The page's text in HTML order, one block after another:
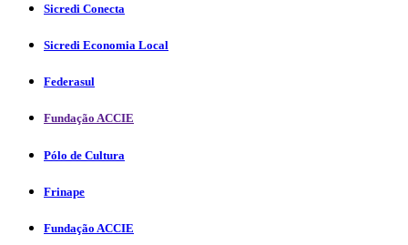
Sicredi Conecta
Sicredi Economia Local
Federasul
Fundação ACCIE
Pólo de Cultura
Frinape
Fundação ACCIE